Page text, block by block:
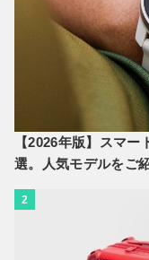
【2026年版】スマ
選。人気モデルをご
2